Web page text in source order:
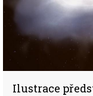
Ilustrace